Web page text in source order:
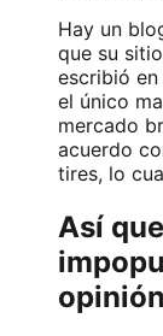
Hay un
que su
escribió
el único
mercado
acuerdo
tires, lo
Así